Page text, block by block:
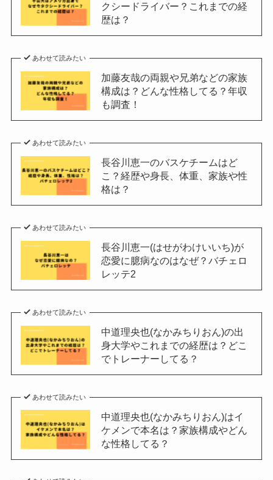
クシードライバー？これまでの経
歴は？
あわせて読みたい
加藤友哉の両親や兄弟などの家族
構成は？どんな性格してる？年収
も調査！
あわせて読みたい
長谷川恵一のバスケチームはど
こ？経歴や身長、体重、家族や性
格は？
あわせて読みたい
長谷川恵一(はせがわけいいち)が
恋愛に臆病なのはなぜ？バチェロ
レッテ2
あわせて読みたい
中道理央也(なかみちりおん)の出
身大学やこれまでの経歴は？どこ
でトレーナーしてる？
あわせて読みたい
中道理央也(なかみちりおん)はイ
ケメンで本名は？家族構成やどん
な性格してる？